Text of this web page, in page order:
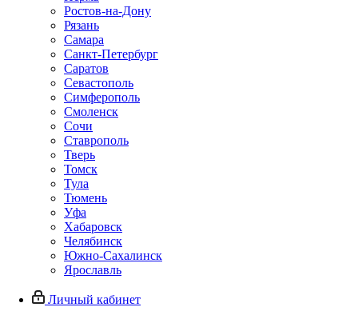
Ростов-на-Дону
Рязань
Самара
Санкт-Петербург
Саратов
Севастополь
Симферополь
Смоленск
Сочи
Ставрополь
Тверь
Томск
Тула
Тюмень
Уфа
Хабаровск
Челябинск
Южно-Сахалинск
Ярославль
Личный кабинет